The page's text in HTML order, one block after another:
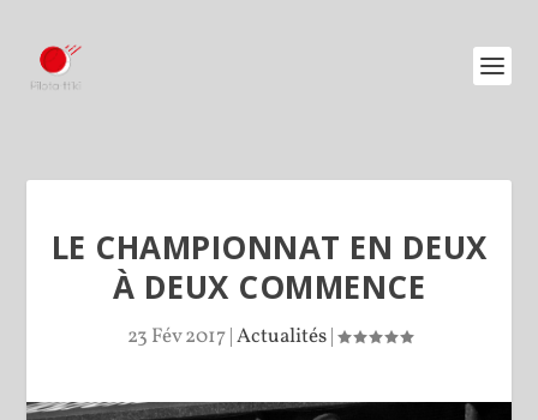
LE CHAMPIONNAT EN DEUX
À DEUX COMMENCE
23 Fév 2017|Actualités|